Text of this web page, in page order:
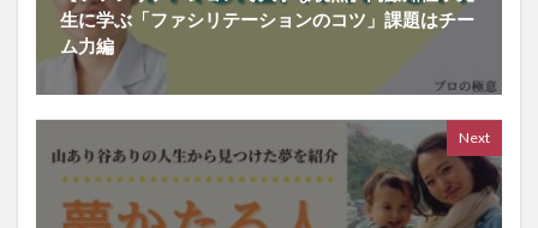
生に学ぶ「ファシリテーションのコツ」課題はチー
ム力編
Next